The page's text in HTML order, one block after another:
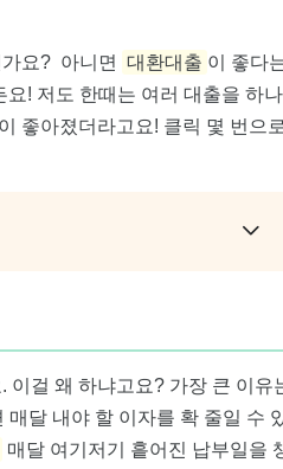
요? 아니면 대환대출 이 좋다
! 저도 한때는 여러 대출을 하나
좋아졌더라고요! 클릭 몇 번으
이걸 왜 하냐고요? 가장 큰 이유
달 내야 할 이자를 확 줄일 수
매달 여기저기 흩어진 납부일을